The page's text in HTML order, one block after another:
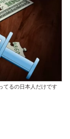
てるの日本人だけです